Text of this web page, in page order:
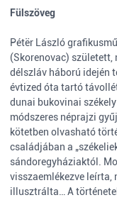
Fülszöveg
Pétër László
(Skorenovac) született,
délszláv háború idején
évtized óta tartó
dunai bukovinai
módszeres néprajzi
kötetben olvasható
családjában a
sándoregyháziaktól.
visszaemlékezve leírta,
illusztrálta… A